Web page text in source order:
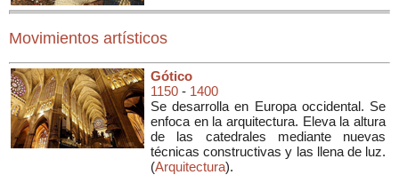
Movimientos artísticos
Gótico
1150 - 1400
Se desarrolla en Europa occidental. Se
enfoca en la arquitectura. Eleva la altura
de las catedrales mediante nuevas
técnicas constructivas y las llena de luz.
(Arquitectura).